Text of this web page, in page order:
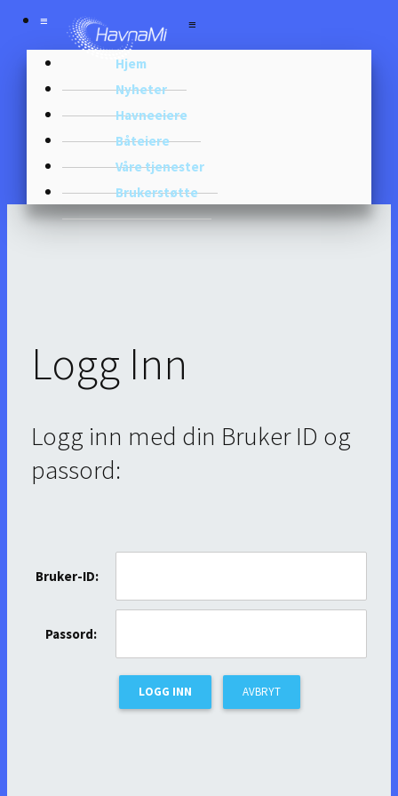
≡ ≡
Hjem
Nyheter
Havneeiere
Båteiere
Våre tjenester
Brukerstøtte
Logg Inn
Logg inn med din Bruker ID og
passord:
Bruker-ID:
Passord: